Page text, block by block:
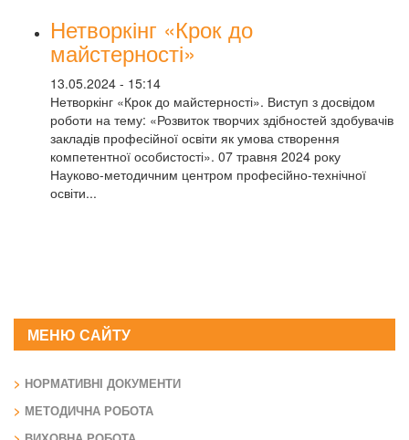
Нетворкінг «Крок до
майстерності»
13.05.2024 - 15:14
Нетворкінг «Крок до майстерності». Виступ з досвідом
роботи на тему: «Розвиток творчих здібностей здобувачів
закладів професійної освіти як умова створення
компетентної особистості». 07 травня 2024 року
Науково-методичним центром професійно-технічної
освіти...
МЕНЮ САЙТУ
НОРМАТИВНІ ДОКУМЕНТИ
МЕТОДИЧНА РОБОТА